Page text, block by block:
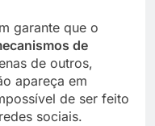
garante que o
de
de outros,
apareça em
de ser feito
sociais.